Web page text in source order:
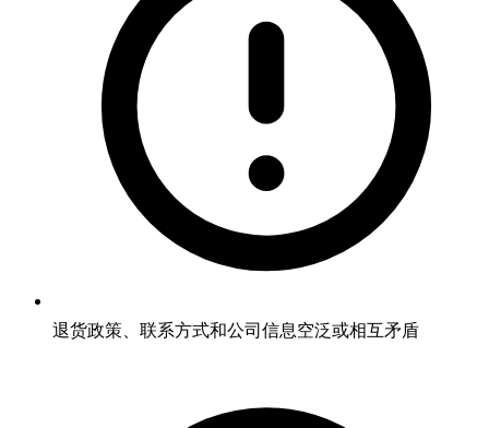
退货政策、联系方式和公司信息空泛或相互矛盾